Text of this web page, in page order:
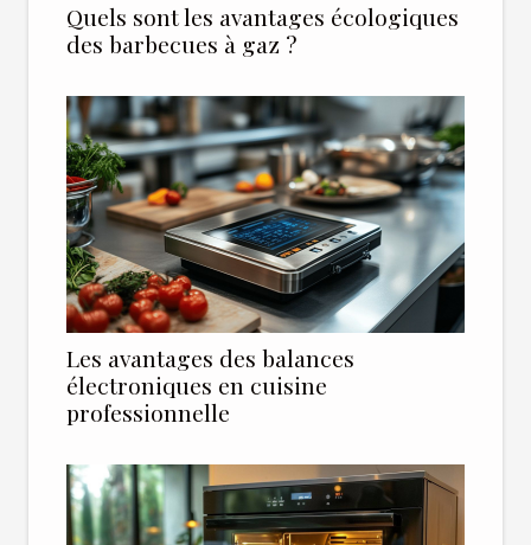
Quels sont les avantages écologiques
des barbecues à gaz ?
Les avantages des balances
électroniques en cuisine
professionnelle